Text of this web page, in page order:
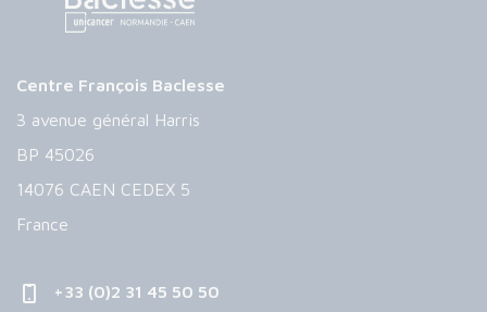
Centre François Baclesse
3 avenue général Harris
BP 45026
14076 CAEN CEDEX 5
France
+33 (0)2 31 45 50 50